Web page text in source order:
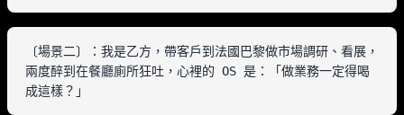
〔場景二〕：我是乙方，帶客戶到法國巴黎做市場調研、看展，
兩度醉到在餐廳廁所狂吐，心裡的 OS 是：「做業務一定得喝
成這樣？」